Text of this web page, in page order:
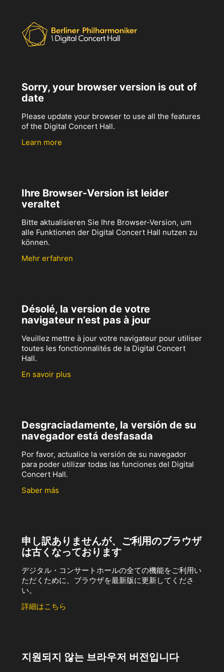
Sorry, your browser version is out of
date
Please update your browser to use all the features
of the Digital Concert Hall.
Learn more
Ihre Browser-Version ist leider
veraltet
Bitte aktualisieren Sie Ihre Browser-Version, um
alle Funktionen der Digital Concert Hall nutzen zu
können.
Mehr erfahren
Désolé, la version de votre
navigateur n’est pas à jour
Veuillez mettre à jour votre navigateur pour utiliser
toutes les fonctionnalités de la Digital Concert
Hall.
En savoir plus
Desgraciadamente, la versión de su
navegador está desfasada
Por favor, actualice la versión de su navegador
para poder utilizar todas las funciones del Digital
Concert Hall.
Saber más
申し訳ありませんが、ご利用のブラウザ
は古くなっております
デジタル・コンサートホールの全ての機能をご利用い
ただくために、ブラウザを最新版に更新してくださ
い。
詳細はこちら
지원되지 않는 브라우저 버전입니다